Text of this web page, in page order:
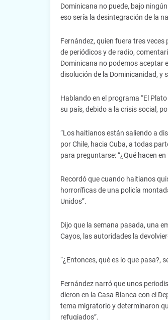
Dominicana no puede, bajo
eso sería la desintegración de la
Fernández, quien fuera tres
de periódicos y de radio,
Dominicana no podemos aceptar
disolución de la Dominicanidad, y
Hablando en el programa “El
su país, debido a la crisis social,
“Los haitianos están saliendo a
por Chile, hacia Cuba, a todas
para preguntarse: “¿Qué hacen
Recordó que cuando haitianos
horroríficas de una policía
Unidos”.
Dijo que la semana pasada, una
Cayos, las autoridades la
“¿Entonces, qué es lo que pasa?,
Fernández narró que unos
dieron en la Casa Blanca con el
tema migratorio y determinaron
refugiados”.